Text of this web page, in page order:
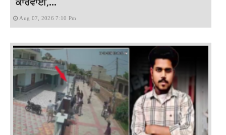
Aug 07, 2026 7:10 Pm